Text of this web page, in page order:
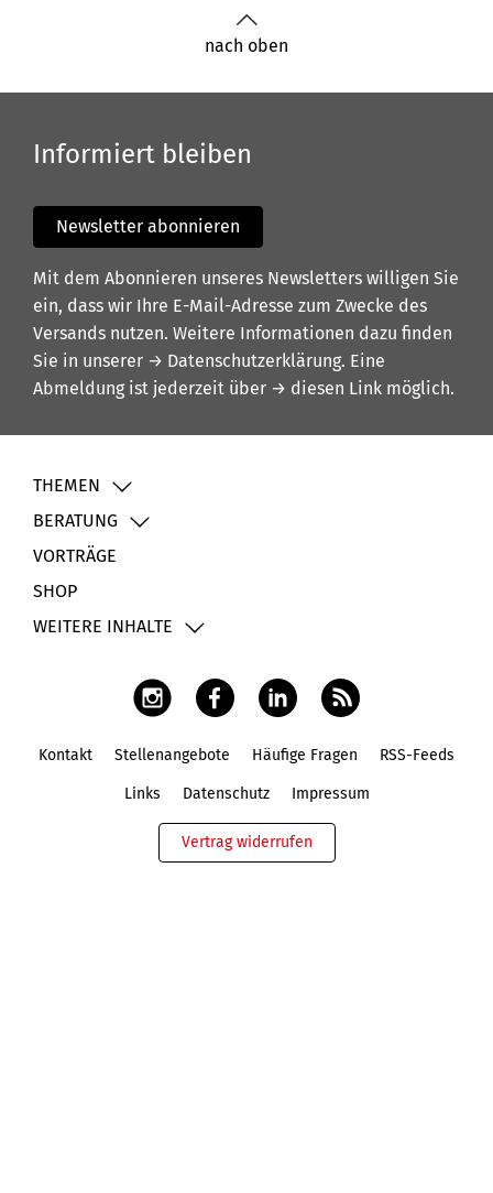
nach oben
Informiert bleiben
Newsletter abonnieren
Mit dem Abonnieren unseres Newsletters willigen Sie
ein, dass wir Ihre E-Mail-Adresse zum Zwecke des
Versands nutzen. Weitere Informationen dazu finden
Sie in unserer → Datenschutzerklärung. Eine
Abmeldung ist jederzeit über → diesen Link möglich.
THEMEN
BERATUNG
VORTRÄGE
SHOP
WEITERE INHALTE
Kontakt Stellenangebote Häufige Fragen RSS-Feeds
Links Datenschutz Impressum
Vertrag widerrufen